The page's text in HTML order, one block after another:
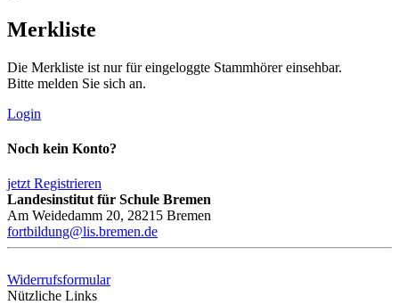
Merkliste
Die Merkliste ist nur für eingeloggte Stammhörer einsehbar.
Bitte melden Sie sich an.
Login
Noch kein Konto?
jetzt Registrieren
Landesinstitut für Schule Bremen
Am Weidedamm 20, 28215 Bremen
fortbildung@lis.bremen.de
Widerrufsformular
Nützliche Links